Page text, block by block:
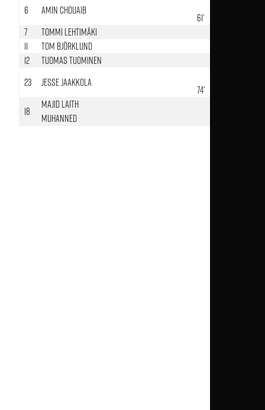
6
Amin Chouaib
61’
7
Tommi Lehtimäki
11
Tom Björklund
12
Tuomas Tuominen
23
Jesse Jaakkola
74’
18
Majid Laith
Muhanned